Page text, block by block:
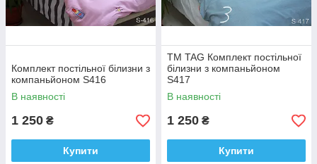
Комплект постільної білизни з
компаньйоном S416
В наявності
1 250 ₴
Купити
ТМ TAG Комплект постільної
білизни з компаньйоном
S417
В наявності
1 250 ₴
Купити